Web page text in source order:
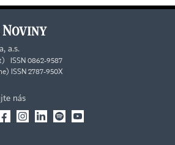
a.s.
ISSN 0862-9587
ISSN 2787-950X
nás